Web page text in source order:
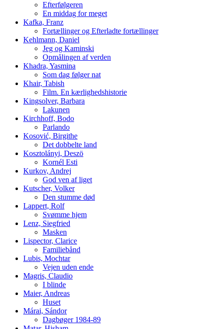
Efterfølgeren
En middag for meget
Kafka, Franz
Fortællinger og Efterladte fortællinger
Kehlmann, Daniel
Jeg og Kaminski
Opmålingen af verden
Khadra, Yasmina
Som dag følger nat
Khair, Tabish
Film. En kærlighedshistorie
Kingsolver, Barbara
Lakunen
Kirchhoff, Bodo
Parlando
Kosović, Birgithe
Det dobbelte land
Kosztolányi, Deszö
Kornél Esti
Kurkov, Andrej
God ven af liget
Kutscher, Volker
Den stumme død
Lappert, Rolf
Svømme hjem
Lenz, Siegfried
Masken
Lispector, Clarice
Familiebånd
Lubis, Mochtar
Vejen uden ende
Magris, Claudio
I blinde
Maier, Andreas
Huset
Márai, Sándor
Dagbøger 1984-89